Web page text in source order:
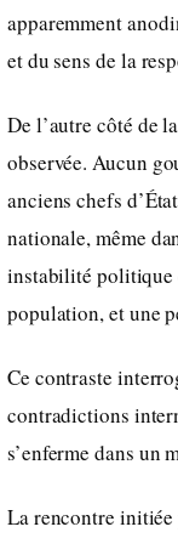
apparemment
et du sens de la
De l’autre côté de
observée. Aucun
anciens chefs
nationale, même
instabilité politique
population, et une
Ce contraste
contradictions
s’enferme dans un
La rencontre initiée